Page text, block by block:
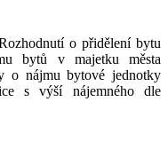
o přidělení bytu
bytů v majetku města
o nájmu bytové jednotky
s výší nájemného dle